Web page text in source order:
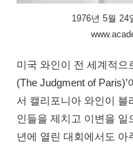
1976년 5월 24
미국 와인이 전 세계적으
(The Judgment of
서 캘리포니아 와인이 블
인들을 제치고 이변을 일
년에 열린 대회에서도 아